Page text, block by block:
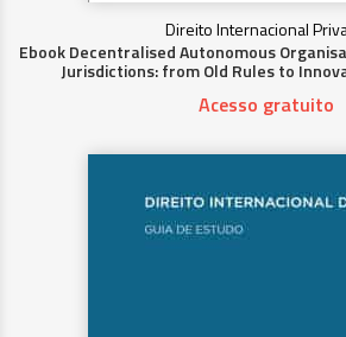
Direito Internacional
Ebook Decentralised Autonomous
Jurisdictions: from Old Rules to
Acesso gratuito